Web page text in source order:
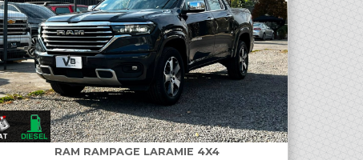
RAM RAMPAGE LARAMIE 4X4